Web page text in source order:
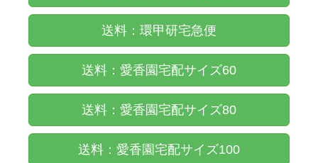
送料：環甲研宅急便
送料：愛香園宅配サイズ60
送料：愛香園宅配サイズ80
送料：愛香園宅配サイズ100